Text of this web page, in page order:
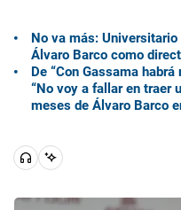
No va más:
Álvaro Barco como
De “Con Gassama
“No voy a fallar en traer
meses de Álvaro Barco